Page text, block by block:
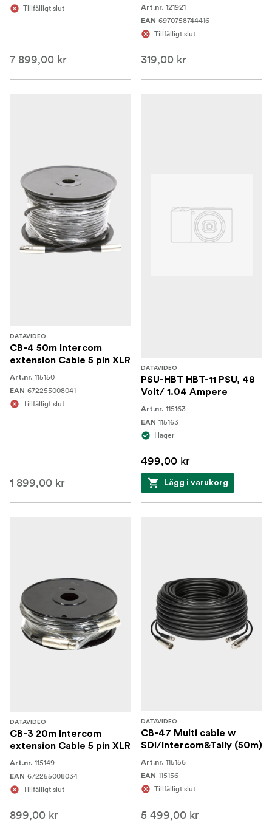
Tillfälligt slut
7 899,00 kr
Art.nr. 121921
EAN 6970758744416
Tillfälligt slut
319,00 kr
DATAVIDEO
CB-4 50m Intercom
extension Cable 5 pin XLR
Art.nr. 115150
EAN 672255008041
Tillfälligt slut
1 899,00 kr
DATAVIDEO
PSU-HBT HBT-11 PSU, 48
Volt/ 1.04 Ampere
Art.nr. 115163
EAN 115163
I lager
499,00 kr
Lägg i varukorg
DATAVIDEO
CB-3 20m Intercom
extension Cable 5 pin XLR
Art.nr. 115149
EAN 672255008034
Tillfälligt slut
899,00 kr
DATAVIDEO
CB-47 Multi cable w
SDI/Intercom&Tally (50m)
Art.nr. 115156
EAN 115156
Tillfälligt slut
5 499,00 kr